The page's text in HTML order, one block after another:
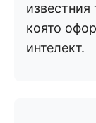
известния
която
интелект.